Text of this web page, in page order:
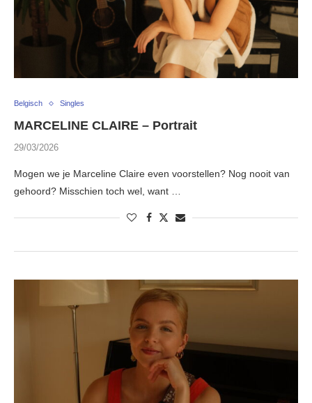
Belgisch Singles
MARCELINE CLAIRE – Portrait
29/03/2026
Mogen we je Marceline Claire even voorstellen? Nog nooit van
gehoord? Misschien toch wel, want …